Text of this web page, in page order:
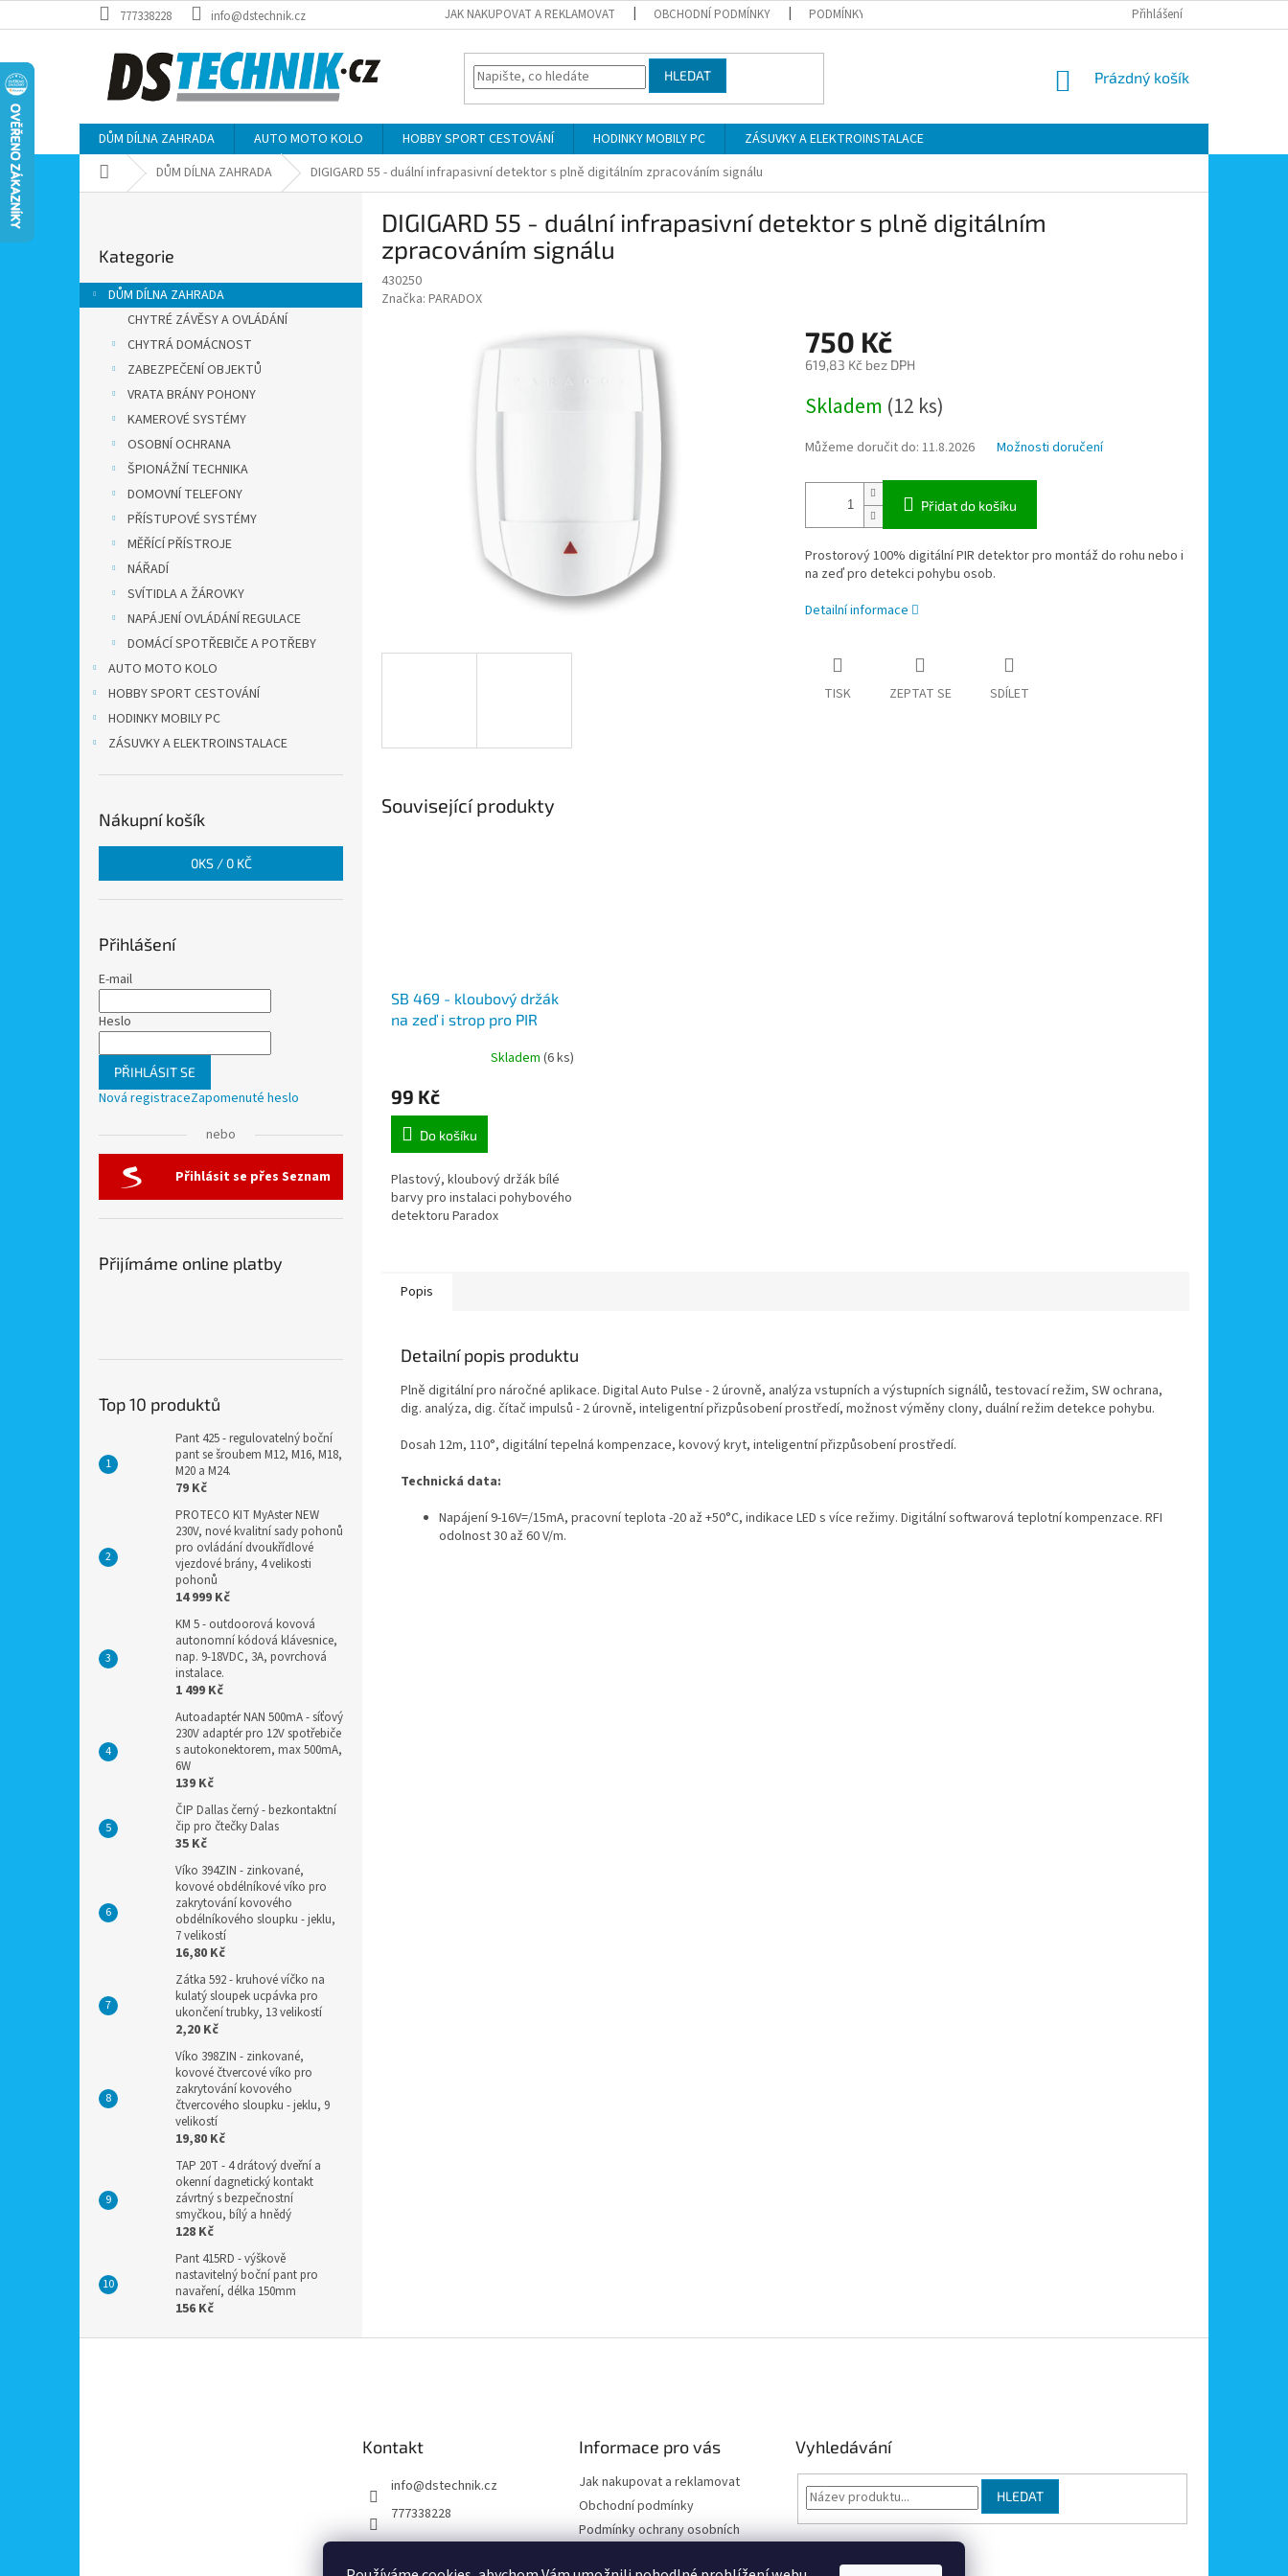
na
777338228 info@dstechnik.cz JAK NAKUPOVAT A REKLAMOVAT OBCHODNÍ PODMÍNKY PODMÍNKY OCHRANY OSOBNÍCH ÚDAJŮ MOJE OBJEDNÁVKA
Přihlášení
HLEDAT
NÁKUPNÍ
Prázdný košík
DŮM DÍLNA ZAHRADA AUTO MOTO KOLO HOBBY SPORT CESTOVÁNÍ HODINKY MOBILY PC
ZÁSUVKY A ELEKTROINSTALACE
Domů DŮM DÍLNA ZAHRADA DIGIGARD 55 - duální infrapasivní detektor s plně digitálním zpracováním signálu
r
a
kategorie
Kategorie
DŮM DÍLNA ZAHRADA
CHYTRÉ ZÁVĚSY A OVLÁDÁNÍ
CHYTRÁ DOMÁCNOST
ZABEZPEČENÍ OBJEKTŮ
VRATA BRÁNY POHONY
KAMEROVÉ SYSTÉMY
OSOBNÍ OCHRANA
ŠPIONÁŽNÍ TECHNIKA
DOMOVNÍ TELEFONY
PŘÍSTUPOVÉ SYSTÉMY
MĚŘÍCÍ PŘÍSTROJE
NÁŘADÍ
SVÍTIDLA A ŽÁROVKY
NAPÁJENÍ OVLÁDÁNÍ REGULACE
DOMÁCÍ SPOTŘEBIČE A POTŘEBY
AUTO MOTO KOLO
HOBBY SPORT CESTOVÁNÍ
HODINKY MOBILY PC
ZÁSUVKY A ELEKTROINSTALACE
Nákupní košík
0KS / 0 KČ
Přihlášení
E-mail
Heslo
PŘIHLÁSIT SE
Nová registraceZapomenuté heslo
nebo
Přihlásit se přes Seznam
Přijímáme online platby
Top 10 produktů
Pant 425 - regulovatelný boční
pant se šroubem M12, M16, M18,
M20 a M24.
79 Kč
PROTECO KIT MyAster NEW
230V, nové kvalitní sady pohonů
pro ovládání dvoukřídlové
vjezdové brány, 4 velikosti
pohonů
14 999 Kč
KM 5 - outdoorová kovová
autonomní kódová klávesnice,
nap. 9-18VDC, 3A, povrchová
instalace.
1 499 Kč
Autoadaptér NAN 500mA - síťový
230V adaptér pro 12V spotřebiče
s autokonektorem, max 500mA,
6W
139 Kč
ČIP Dallas černý - bezkontaktní
čip pro čtečky Dalas
35 Kč
Víko 394ZIN - zinkované,
kovové obdélníkové víko pro
zakrytování kovového
obdélníkového sloupku - jeklu,
7 velikostí
16,80 Kč
Zátka 592 - kruhové víčko na
kulatý sloupek ucpávka pro
ukončení trubky, 13 velikostí
2,20 Kč
Víko 398ZIN - zinkované,
kovové čtvercové víko pro
zakrytování kovového
čtvercového sloupku - jeklu, 9
velikostí
19,80 Kč
TAP 20T - 4 drátový dveřní a
okenní dagnetický kontakt
závrtný s bezpečnostní
smyčkou, bílý a hnědý
128 Kč
Pant 415RD - výškově
nastavitelný boční pant pro
navaření, délka 150mm
156 Kč
DIGIGARD 55 - duální infrapasivní detektor s plně digitálním
zpracováním signálu
430250
Značka: PARADOX
750 Kč
619,83 Kč bez DPH
cena:
Skladem (12 ks)
Můžeme doručit do: 11.8.2026 Možnosti doručení
Přidat do košíku
Prostorový 100% digitální PIR detektor pro montáž do rohu nebo i
na zeď pro detekci pohybu osob.
Detailní informace
TISK ZEPTAT SE SDÍLET
Související produkty
SB 469 - kloubový držák
na zeď i strop pro PIR
Skladem (6 ks)
99 Kč
Do košíku
Plastový, kloubový držák bílé
barvy pro instalaci pohybového
detektoru Paradox
Popis
Detailní popis produktu
Plně digitální pro náročné aplikace. Digital Auto Pulse - 2 úrovně, analýza vstupních a výstupních signálů, testovací režim, SW ochrana,
dig. analýza, dig. čítač impulsů - 2 úrovně, inteligentní přizpůsobení prostředí, možnost výměny clony, duální režim detekce pohybu.
Dosah 12m, 110°, digitální tepelná kompenzace, kovový kryt, inteligentní přizpůsobení prostředí.
Technická data:
Napájení 9-16V=/15mA, pracovní teplota -20 až +50°C, indikace LED s více režimy. Digitální softwarová teplotní kompenzace. RFI
odolnost 30 až 60 V/m.
Kontakt
info@dstechnik.cz
777338228
Informace pro vás
Jak nakupovat a reklamovat
Obchodní podmínky
Podmínky ochrany osobních
Kontakty
Vyhledávání
HLEDAT